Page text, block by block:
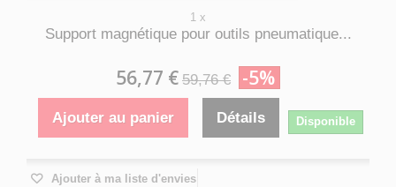
1 x
Support magnétique pour outils pneumatique...
56,77 € 59,76 € -5%
Ajouter au panier Détails Disponible
Ajouter à ma liste d'envies